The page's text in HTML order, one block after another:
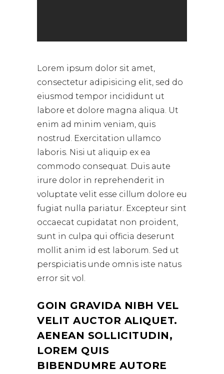
Lorem ipsum dolor sit amet,
consectetur adipisicing elit, sed do
eiusmod tempor incididunt ut
labore et dolore magna aliqua. Ut
enim ad minim veniam, quis
nostrud. Exercitation ullamco
laboris. Nisi ut aliquip ex ea
commodo consequat. Duis aute
irure dolor in reprehenderit in
voluptate velit esse cillum dolore eu
fugiat nulla pariatur. Excepteur sint
occaecat cupidatat non proident,
sunt in culpa qui officia deserunt
mollit anim id est laborum. Sed ut
perspiciatis unde omnis iste natus
error sit vol.
GOIN GRAVIDA NIBH VEL
VELIT AUCTOR ALIQUET.
AENEAN SOLLICITUDIN,
LOREM QUIS
BIBENDUMRE AUTORE